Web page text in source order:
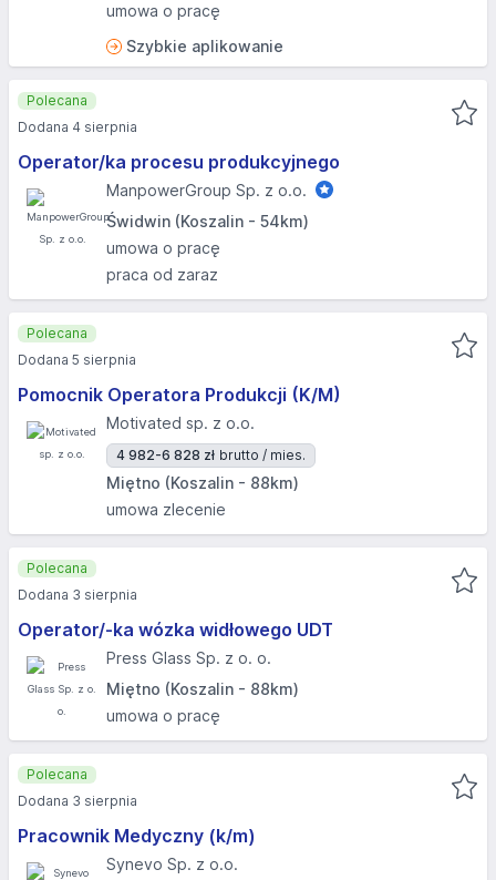
umowa o pracę
Szybkie aplikowanie
Operator/ka procesu produkcyjnego
ManpowerGroup Sp. z o.o.
Świdwin (Koszalin - 54km)
umowa o pracę
praca od zaraz
Polecana
Dodana 4 sierpnia
Pomocnik Operatora Produkcji (K/M)
Motivated sp. z o.o.
4 982-6 828 zł brutto / mies.
Miętno (Koszalin - 88km)
umowa zlecenie
Polecana
Dodana 5 sierpnia
Operator/-ka wózka widłowego UDT
Press Glass Sp. z o. o.
Miętno (Koszalin - 88km)
umowa o pracę
Polecana
Dodana 3 sierpnia
Pracownik Medyczny (k/m)
Synevo Sp. z o.o.
Polecana
Dodana 3 sierpnia